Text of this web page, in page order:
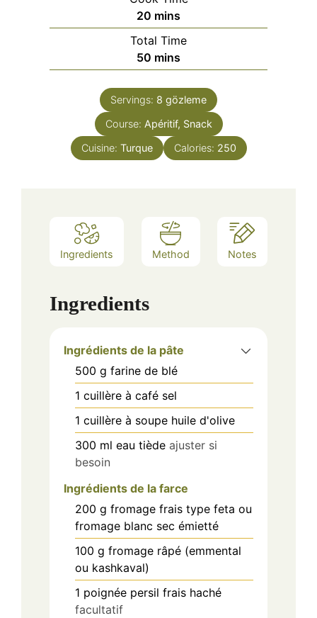
20 minutes
mins
Total Time
50 minutes
mins
Servings: 8 gözleme
Course: Apéritif, Snack
Cuisine: Turque Calories: 250
Ingredients Method Notes
Ingredients
Ingrédients de la pâte
500 g farine de blé
1 cuillère à café sel
1 cuillère à soupe huile d'olive
300 ml eau tiède ajuster si
besoin
Ingrédients de la farce
200 g fromage frais type feta ou
fromage blanc sec émietté
100 g fromage râpé (emmental
ou kashkaval)
1 poignée persil frais haché
facultatif